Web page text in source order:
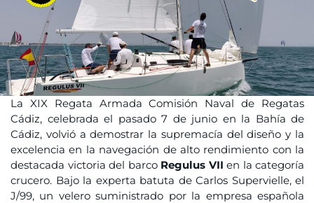
La XIX Regata Armada Comisión Naval de Regatas
Cádiz, celebrada el pasado 7 de junio en la Bahía de
Cádiz, volvió a demostrar la supremacía del diseño y la
excelencia en la navegación de alto rendimiento con la
destacada victoria del barco Regulus VII en la categoría
crucero. Bajo la experta batuta de Carlos Supervielle, el
J/99, un velero suministrado por la empresa española